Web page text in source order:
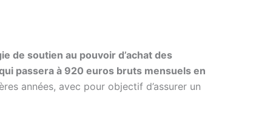
de soutien au pouvoir d’achat des
passera à 920 euros bruts mensuels en
années, avec pour objectif d’assurer un